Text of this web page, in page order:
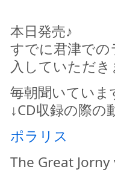
本日発売♪
すでに君津で
入していただき
毎朝聞いてい
↓CD収録の際の
ポラリス
The Great Jorny